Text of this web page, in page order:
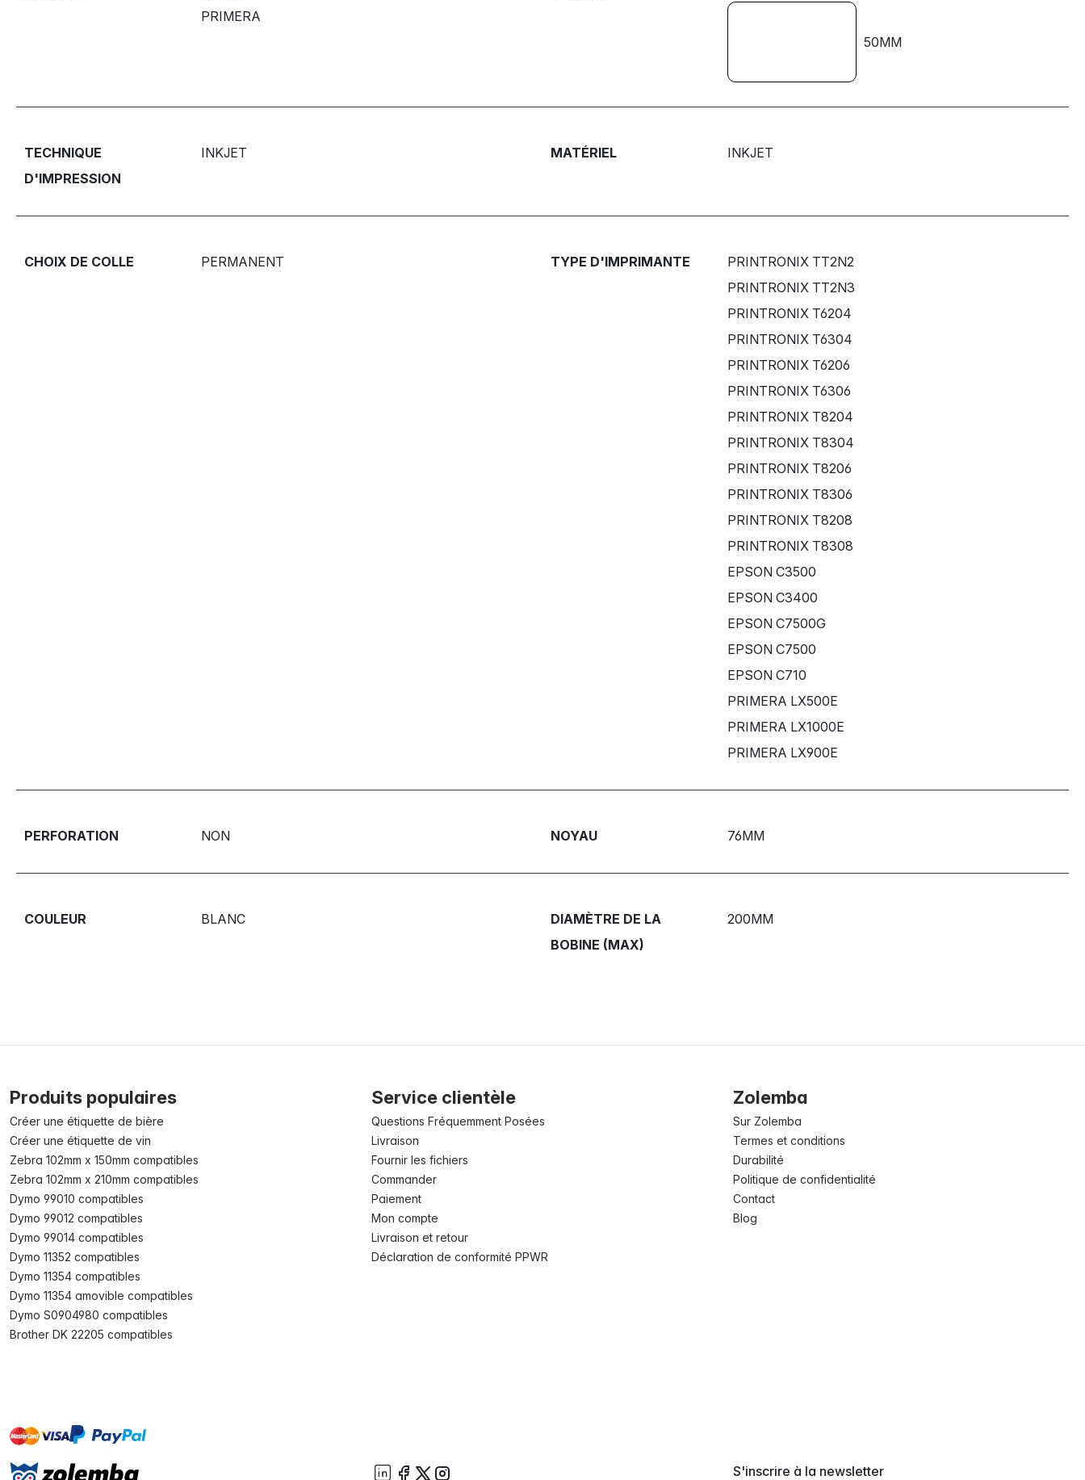
PRIMERA
50MM
TECHNIQUE
D'IMPRESSION
INKJET MATÉRIEL INKJET
CHOIX DE COLLE PERMANENT TYPE D'IMPRIMANTE
PRINTRONIX TT2N2
PRINTRONIX TT2N3
PRINTRONIX T6204
PRINTRONIX T6304
PRINTRONIX T6206
PRINTRONIX T6306
PRINTRONIX T8204
PRINTRONIX T8304
PRINTRONIX T8206
PRINTRONIX T8306
PRINTRONIX T8208
PRINTRONIX T8308
EPSON C3500
EPSON C3400
EPSON C7500G
EPSON C7500
EPSON C710
PRIMERA LX500E
PRIMERA LX1000E
PRIMERA LX900E
PERFORATION NON NOYAU 76MM
COULEUR BLANC
DIAMÈTRE DE LA
BOBINE (MAX)
200MM
Produits populaires
Créer une étiquette de bière
Créer une étiquette de vin
Zebra 102mm x 150mm compatibles
Zebra 102mm x 210mm compatibles
Dymo 99010 compatibles
Dymo 99012 compatibles
Dymo 99014 compatibles
Dymo 11352 compatibles
Dymo 11354 compatibles
Dymo 11354 amovible compatibles
Dymo S0904980 compatibles
Brother DK 22205 compatibles
Service clientèle
Questions Fréquemment Posées
Livraison
Fournir les fichiers
Commander
Paiement
Mon compte
Livraison et retour
Déclaration de conformité PPWR
Zolemba
Sur Zolemba
Termes et conditions
Durabilité
Politique de confidentialité
Contact
Blog
mastervisa paypal
S'inscrire à la newsletter